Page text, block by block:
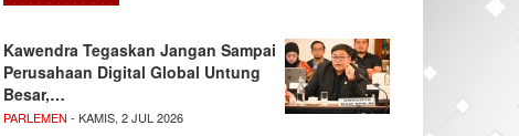
Kawendra Tegaskan Jangan Sampai
Perusahaan Digital Global Untung
Besar,…
PARLEMEN - KAMIS, 2 JUL 2026